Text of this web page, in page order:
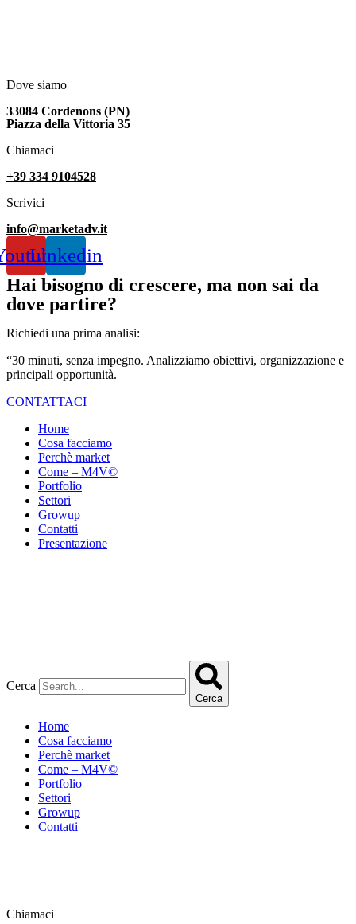
Dove siamo
33084 Cordenons (PN)
Piazza della Vittoria 35
Chiamaci
+39 334 9104528
Scrivici
info@marketadv.it
Linkedin
Hai bisogno di crescere, ma non sai da
dove partire?
Richiedi una prima analisi:
“30 minuti, senza impegno. Analizziamo obiettivi, organizzazione e
principali opportunità.
CONTATTACI
Home
Cosa facciamo
Perchè market
Come – M4V©
Portfolio
Settori
Growup
Contatti
Presentazione
Cerca
Cerca
Home
Cosa facciamo
Perchè market
Come – M4V©
Portfolio
Settori
Growup
Contatti
Chiamaci